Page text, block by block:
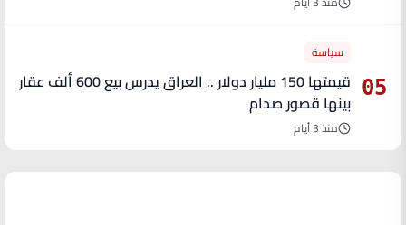
05
سياسة
قيمتها 150 مليار دولار .. العراق يدرس بيع 600 ألف عقار
بينها قصور صدام
منذ 3 أيام